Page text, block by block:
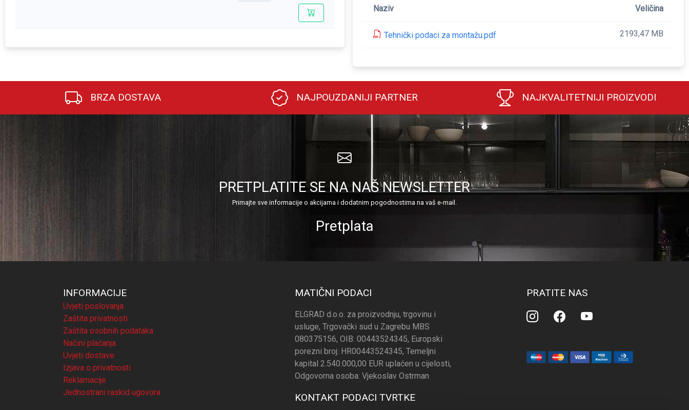
Naziv Veličina
Tehnički podaci za montažu.pdf 2193,47 MB
BRZA DOSTAVA NAJPOUZDANIJI PARTNER NAJKVALITETNIJI PROIZVODI
PRETPLATITE SE NA NAŠ NEWSLETTER
Primajte sve informacije o akcijama i dodatnim pogodnostima na vaš e-mail.
Pretplata
INFORMACIJE
Uvjeti poslovanja
Zaštita privatnosti
Zaštita osobnih podataka
Načini plaćanja
Uvjeti dostave
Izjava o privatnosti
Reklamacije
Jednostrani raskid ugovora
MATIČNI PODACI
ELGRAD d.o.o. za proizvodnju, trgovinu i
usluge, Trgovački sud u Zagrebu MBS
080375156, OIB: 00443524345, Europski
porezni broj: HR00443524345, Temeljni
kapital 2.540.000,00 EUR uplaćen u cijelosti,
Odgovorna osoba: Vjekoslav Ostrman
KONTAKT PODACI TVRTKE
PRATITE NAS